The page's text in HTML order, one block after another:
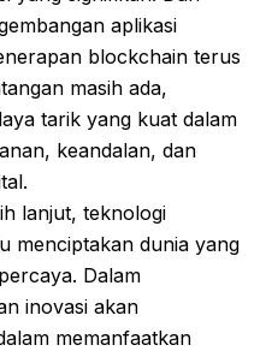
aplikasi
blockchain terus
masih ada,
tarik yang kuat dalam
keandalan, dan
lanjut, teknologi
menciptakan dunia yang
Dalam
inovasi akan
memanfaatkan